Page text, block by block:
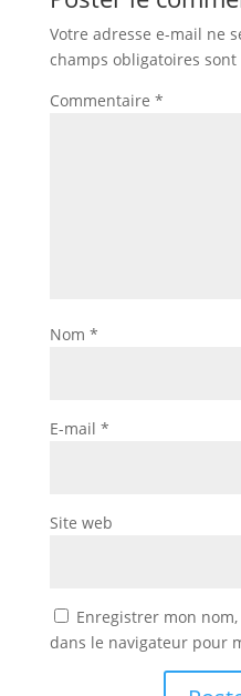
Votre adresse e-mail ne
champs obligatoires
Commentaire *
Nom *
E-mail *
Site web
Enregistrer mon
dans le navigateur pour